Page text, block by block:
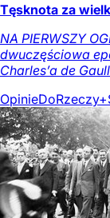
Tęsknota za
NA PIERWSZY
dwuczęściowa
Charles’a de
OpinieDoRzeczy+